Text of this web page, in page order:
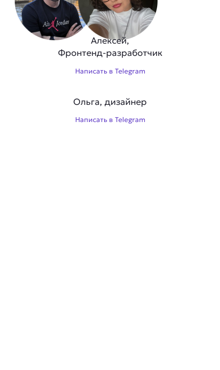
Алексей,
Фронтенд-разработчик
Написать в Telegram
Ольга, дизайнер
Написать в Telegram